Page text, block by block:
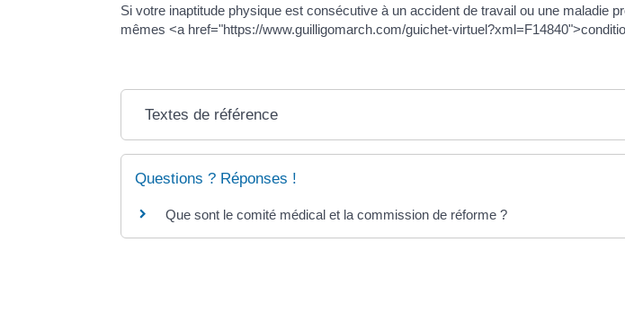
Si votre inaptitude physique est consécutive à un accident de travail ou une maladie
mêmes <a href="https://www.guilligomarch.com/guichet-
Textes de référence
Questions ? Réponses !
Que sont le comité médical et la commission de réforme ?